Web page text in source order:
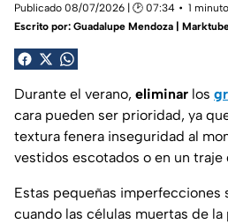
Publicado 08/07/2026 | 🕑 07:34
1
Escrito por: Guadalupe Mendoza |
Durante el verano, eliminar los
cara pueden ser prioridad, ya
textura fenera inseguridad al
vestidos escotados o en un traje
Estas pequeñas imperfecciones
cuando las células muertas de